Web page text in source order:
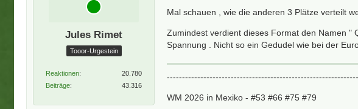
Jules Rimet
Tooor-Urgestein
Reaktionen
20.780
Beiträge
43.316
Mal schauen , wie die anderen 3 Plätze verteilt
Zumindest verdient dieses Format den Namen "
Spannung . Nicht so ein Gedudel wie bei der
WM 2026 in Mexiko - #53 #66 #75 #79